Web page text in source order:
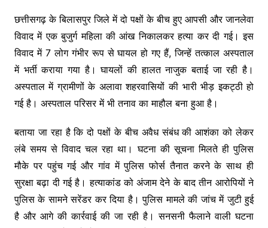
छत्तीसगढ़ के बिलासपुर जिले में दो पक्षों के बीच हुए आपसी और जानलेवा
विवाद में एक बुजुर्ग महिला की आंख निकालकर हत्या कर दी गई। इस
विवाद में 7 लोग गंभीर रूप से घायल हो गए हैं, जिन्हें तत्काल अस्पताल
में भर्ती कराया गया है। घायलों की हालत नाजुक बताई जा रही है।
अस्पताल में ग्रामीणों के अलावा शहरवासियों की भारी भीड़ इकट्ठी हो
गई है। अस्पताल परिसर में भी तनाव का माहौल बना हुआ है।
बताया जा रहा है कि दो पक्षों के बीच अवैध संबंध की आशंका को लेकर
लंबे समय से विवाद चल रहा था। घटना की सूचना मिलते ही पुलिस
मौके पर पहुंच गई और गांव में पुलिस फोर्स तैनात करने के साथ ही
सुरक्षा बढ़ा दी गई है। हत्याकांड को अंजाम देने के बाद तीन आरोपियों ने
पुलिस के सामने सरेंडर कर दिया है। पुलिस मामले की जांच में जुटी हुई
है और आगे की कार्रवाई की जा रही है। सनसनी फैलाने वाली घटना